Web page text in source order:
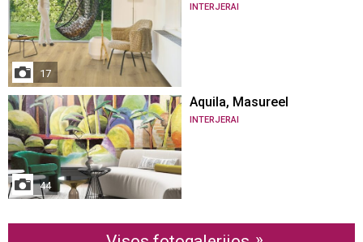
17
INTERJERAI
44
Aquila, Masureel
INTERJERAI